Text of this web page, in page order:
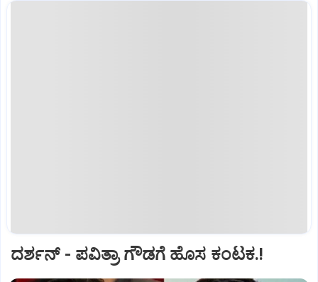
ದರ್ಶನ್‌ - ಪವಿತ್ರಾ ಗೌಡಗೆ ಹೊಸ ಕಂಟಕ.!